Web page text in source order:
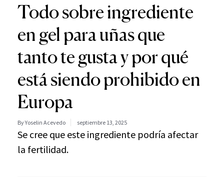
Todo sobre ingrediente
en gel para uñas que
tanto te gusta y por qué
está siendo prohibido en
Europa
By Yoselin Acevedo septiembre 13, 2025
Se cree que este ingrediente podría afectar
la fertilidad.